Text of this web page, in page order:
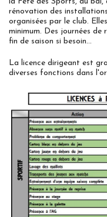
rénovation des
organisées par le club.
minimum. Des journées
fin de saison si besoin…
La licence dirigeant est
diverses fonctions dans